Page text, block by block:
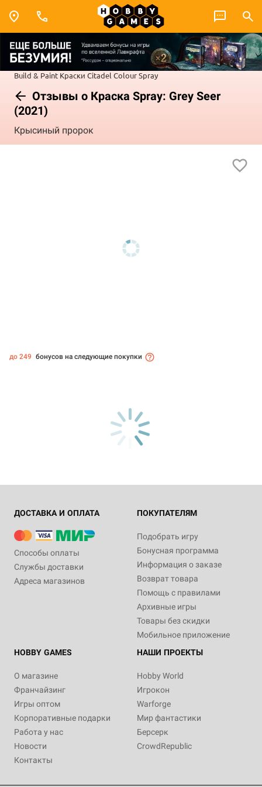
Build & Paint Краски Citadel ColourSpray
Отзывы о Краска Spray: Grey Seer
(2021)
Крысиный пророк
до 249 бонусов на следующие покупки
ДОСТАВКА И ОПЛАТА
Способы оплаты
Службы доставки
Адреса магазинов
ПОКУПАТЕЛЯМ
Подобрать игру
Бонусная программа
Информация о заказе
Возврат товара
Помощь с правилами
Архивные игры
Товары без скидки
Мобильное приложение
HOBBY GAMES
О магазине
Франчайзинг
Игры оптом
Корпоративные подарки
Работа у нас
Новости
Контакты
НАШИ ПРОЕКТЫ
Hobby World
Игрокон
Warforge
Мир фантастики
Берсерк
CrowdRepublic